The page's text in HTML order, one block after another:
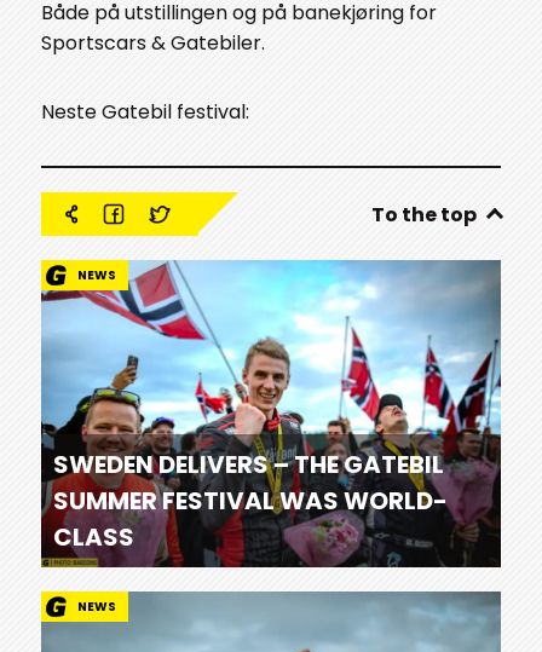
Både på utstillingen og på banekjøring for
Sportscars & Gatebiler.
Neste Gatebil festival:
To the top
NEWS
SWEDEN DELIVERS – THE GATEBIL
SUMMER FESTIVAL WAS WORLD-
CLASS
NEWS